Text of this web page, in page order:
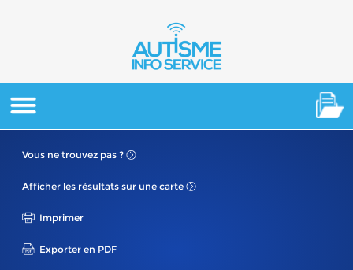
Vous ne trouvez pas ?
Afficher les résultats sur une carte
Imprimer
Exporter en PDF